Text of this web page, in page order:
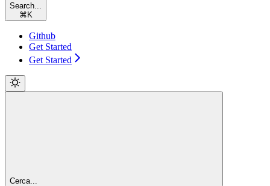
Search...
⌘ K
Github
Get Started
Get Started
Cerca...